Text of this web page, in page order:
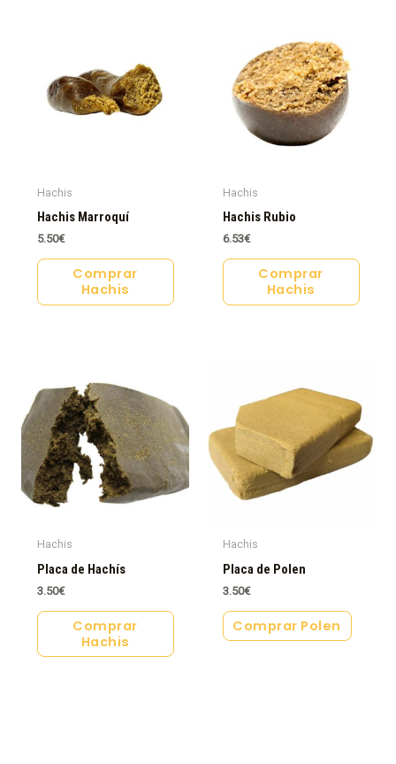
Hachis
Hachis Marroquí
5.50€
Comprar
Hachis
Hachis
Hachis Rubio
6.53€
Comprar
Hachis
Hachis
Placa de Hachís
3.50€
Comprar
Hachis
Hachis
Placa de Polen
3.50€
Comprar Polen